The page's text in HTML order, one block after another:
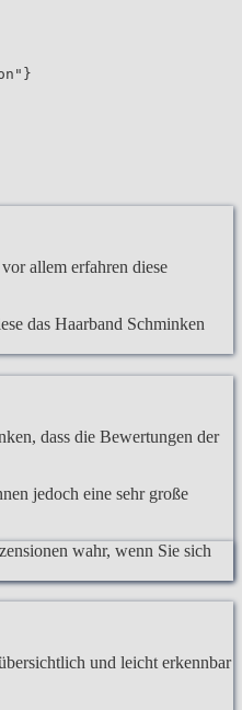
allem erfahren diese
das Haarband Schminken
dass die Bewertungen der
jedoch eine sehr große
wahr, wenn Sie sich
und leicht erkennbar